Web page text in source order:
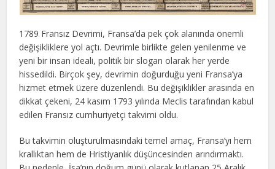
1789 Fransız Devrimi, Fransa’da pek çok alanında önemli
değişikliklere yol açtı. Devrimle birlikte gelen yenilenme ve
yeni bir insan ideali, politik bir slogan olarak her yerde
hissedildi. Birçok şey, devrimin doğurduğu yeni Fransa’ya
hizmet etmek üzere düzenlendi. Bu değişiklikler arasında en
dikkat çekeni, 24 kasım 1793 yılında Meclis tarafından kabul
edilen Fransız cumhuriyetçi takvimi oldu.
Bu takvimin oluşturulmasındaki temel amaç, Fransa’yı hem
krallıktan hem de Hristiyanlık düşüncesinden arındırmaktı.